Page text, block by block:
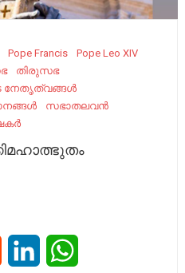
Pope Francis
Pope Leo XIV
തിരുസഭ
നേതൃത്വങ്ങള്‍
സഭാതലവൻ
Reddit LinkedIn